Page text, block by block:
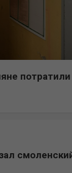
потратили